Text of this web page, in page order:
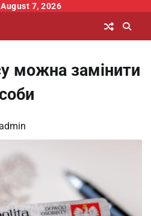
7, 2026
можна замінити